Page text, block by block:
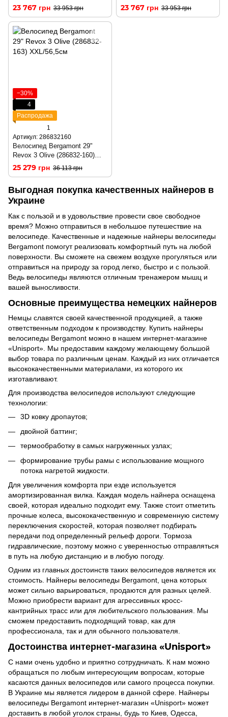
M/44,5см
23 767 грн 33 953 грн
M/44,5см
23 767 грн 33 953 грн
−30%
4
Распродажа
1
Артикул: 286832160
Велосипед Bergamont 29"
Revox 3 Olive (286832-160)
M/44,5см
25 279 грн 36 113 грн
Выгодная покупка качественных найнеров в
Украине
Как с пользой и в удовольствие провести свое свободное
время? Можно отправиться в небольшое путешествие на
велосипеде. Качественные и надежные найнеры велосипеды
Bergamont помогут реализовать комфортный путь на любой
поверхности. Вы сможете на свежем воздухе прогуляться или
отправиться на природу за город легко, быстро и с пользой.
Ведь велосипеды являются отличным тренажером мышц и
вашей выносливости.
Основные преимущества немецких найнеров
Немцы славятся своей качественной продукцией, а также
ответственным подходом к производству. Купить найнеры
велосипеды Bergamont можно в нашем интернет-магазине
«Unisport». Мы предоставим каждому желающему большой
выбор товара по различным ценам. Каждый из них отличается
высококачественными материалами, из которого их
изготавливают.
Для производства велосипедов используют следующие
технологии:
3D ковку дропаутов;
двойной баттинг;
термообработку в самых нагруженных узлах;
формирование трубы рамы с использование мощного
потока нагретой жидкости.
Для увеличения комфорта при езде используется
амортизированная вилка. Каждая модель найнера оснащена
своей, которая идеально подходит ему. Также стоит отметить
прочные колеса, высококачественную и современную систему
переключения скоростей, которая позволяет подбирать
передачи под определенный рельеф дороги. Тормоза
гидравлические, поэтому можно с уверенностью отправляться
в путь на любую дистанцию и в любую погоду.
Одним из главных достоинств таких велосипедов является их
стоимость. Найнеры велосипеды Bergamont, цена которых
может сильно варьироваться, продаются для разных целей.
Можно приобрести вариант для агрессивных кросс-
кантрийных трасс или для любительского пользования. Мы
сможем предоставить подходящий товар, как для
профессионала, так и для обычного пользователя.
Достоинства интернет-магазина «Unisport»
С нами очень удобно и приятно сотрудничать. К нам можно
обращаться по любым интересующим вопросам, которые
касаются данных велосипедов или самого процесса покупки.
В Украине мы является лидером в данной сфере. Найнеры
велосипеды Bergamont интернет-магазин «Unisport» может
доставить в любой уголок страны, будь то Киев, Одесса,